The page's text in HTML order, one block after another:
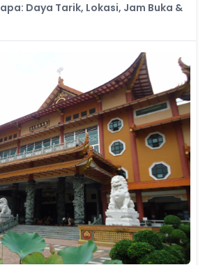
Daya Tarik, Lokasi, Jam Buka &